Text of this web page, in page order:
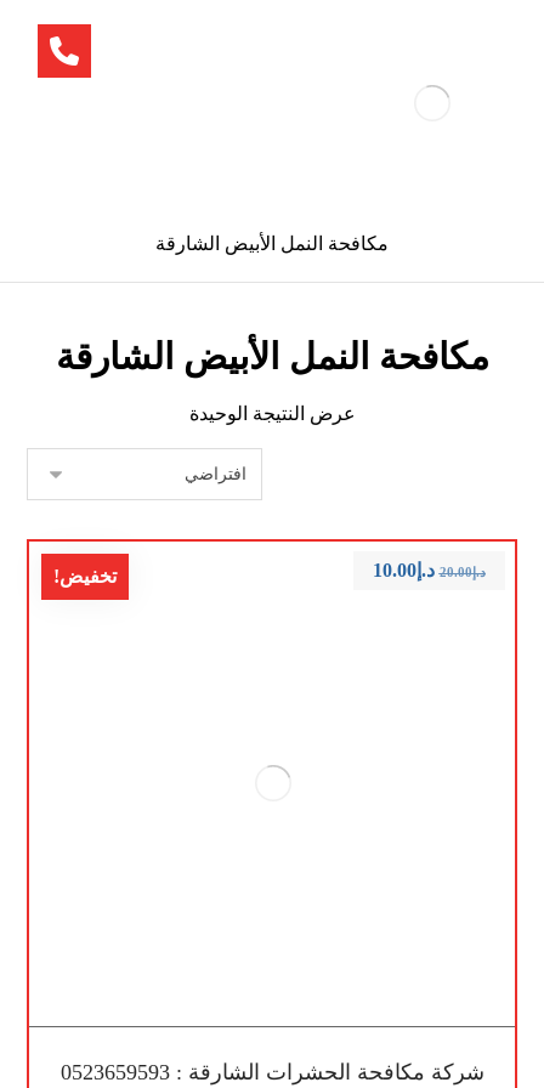
مكافحة النمل الأبيض الشارقة
مكافحة النمل الأبيض الشارقة
عرض النتيجة الوحيدة
تخفيض!
شركة مكافحة الحشرات الشارقة : 0523659593
د.إ20.00 د.إ10.00